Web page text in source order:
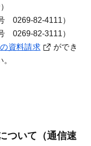
0269-82-4111）
0269-82-3111）
資料請求
ができ
ついて（通信速